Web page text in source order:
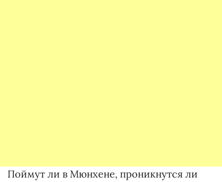
Поймут ли в Мюнхене, проникнутся ли